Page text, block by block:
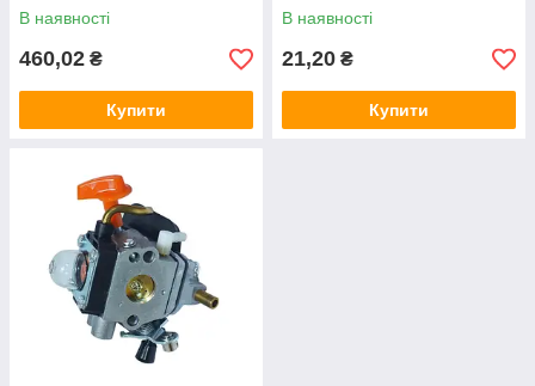
В наявності
460,02 ₴
Купити
В наявності
21,20 ₴
Купити